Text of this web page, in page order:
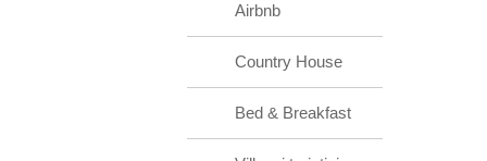
Airbnb
Country House
Bed & Breakfast